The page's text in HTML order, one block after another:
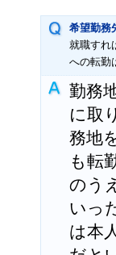
希望勤務
就職すれ
への転勤
勤務
に取
務地
も転
のう
いっ
は本